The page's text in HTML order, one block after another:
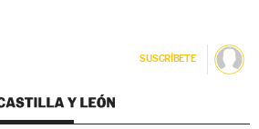
SUSCRÍBETE